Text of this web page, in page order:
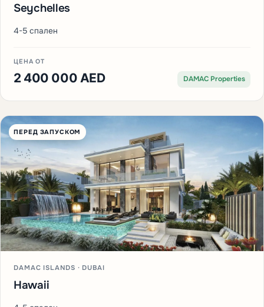
Seychelles
4-5 спален
ЦЕНА ОТ
2 400 000 AED DAMAC Properties
ПЕРЕД ЗАПУСКОМ
DAMAC ISLANDS · DUBAI
Hawaii